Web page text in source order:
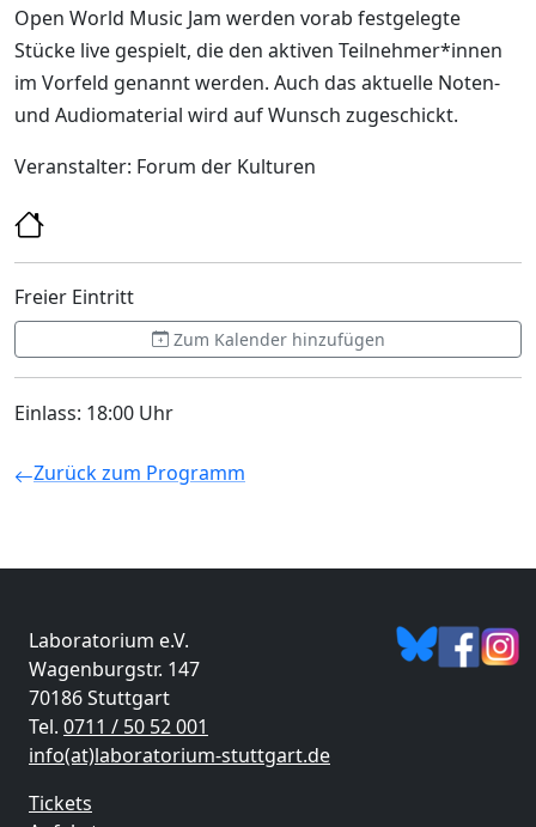
Open World Music Jam werden vorab festgelegte
Stücke live gespielt, die den aktiven Teilnehmer*innen
im Vorfeld genannt werden. Auch das aktuelle Noten-
und Audiomaterial wird auf Wunsch zugeschickt.
Veranstalter: Forum der Kulturen
Freier Eintritt
Zum Kalender hinzufügen
Einlass: 18:00 Uhr
Zurück zum Programm
Laboratorium e.V.
Wagenburgstr. 147
70186 Stuttgart
Tel. 0711 / 50 52 001
info(at)laboratorium-stuttgart.de
Tickets